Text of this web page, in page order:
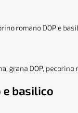
romano DOP e
grana DOP,
basilico